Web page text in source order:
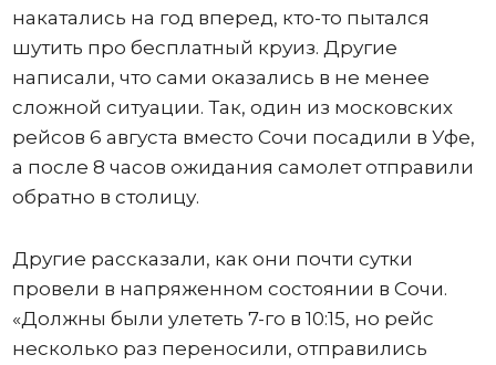
накатались на год вперед, кто-то пытался
шутить про бесплатный круиз. Другие
написали, что сами оказались в не менее
сложной ситуации. Так, один из московских
рейсов 6 августа вместо Сочи посадили в Уфе,
а после 8 часов ожидания самолет отправили
обратно в столицу.
Другие рассказали, как они почти сутки
провели в напряженном состоянии в Сочи.
«Должны были улететь 7-го в 10:15, но рейс
несколько раз переносили, отправились